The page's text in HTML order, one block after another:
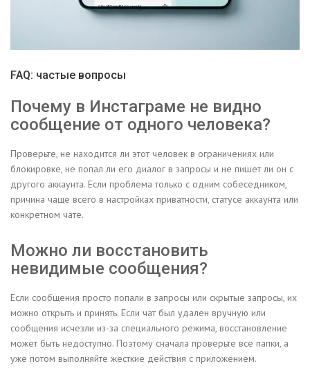
FAQ: частые вопросы
Почему в Инстаграме не видно
сообщение от одного человека?
Проверьте, не находится ли этот человек в ограничениях или
блокировке, не попал ли его диалог в запросы и не пишет ли он с
другого аккаунта. Если проблема только с одним собеседником,
причина чаще всего в настройках приватности, статусе аккаунта или
конкретном чате.
Можно ли восстановить
невидимые сообщения?
Если сообщения просто попали в запросы или скрытые запросы, их
можно открыть и принять. Если чат был удален вручную или
сообщения исчезли из-за специального режима, восстановление
может быть недоступно. Поэтому сначала проверьте все папки, а
уже потом выполняйте жесткие действия с приложением.